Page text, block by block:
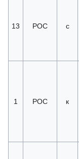
13 РОС с
1 РОС к